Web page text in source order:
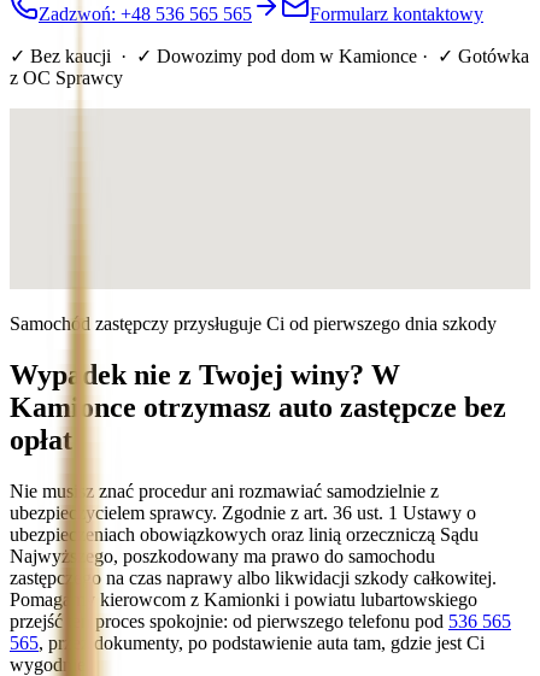
Zadzwoń: +48 536 565 565 Formularz kontaktowy
✓ Bez kaucji · ✓ Dowozimy pod dom w Kamionce · ✓ Gotówka
z OC Sprawcy
Samochód zastępczy przysługuje Ci od pierwszego dnia szkody
Wypadek nie z Twojej winy? W
Kamionce otrzymasz auto zastępcze bez
opłat
Nie musisz znać procedur ani rozmawiać samodzielnie z
ubezpieczycielem sprawcy. Zgodnie z art. 36 ust. 1 Ustawy o
ubezpieczeniach obowiązkowych oraz linią orzeczniczą Sądu
Najwyższego, poszkodowany ma prawo do samochodu
zastępczego na czas naprawy albo likwidacji szkody całkowitej.
Pomagamy kierowcom z Kamionki i powiatu lubartowskiego
przejść ten proces spokojnie: od pierwszego telefonu pod 536 565
565, przez dokumenty, po podstawienie auta tam, gdzie jest Ci
wygodnie.